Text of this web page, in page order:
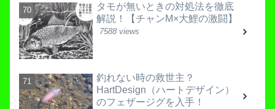
タモが無いときの対処法を徹底
解説！【チャンM×大鯉の激闘】
7588 views
釣れない時の救世主？
HartDesign（ハートデザイン）
のフェザージグを入手！